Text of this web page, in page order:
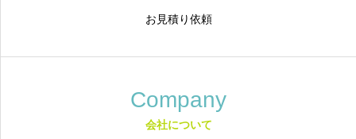
お見積り依頼
Company
会社について